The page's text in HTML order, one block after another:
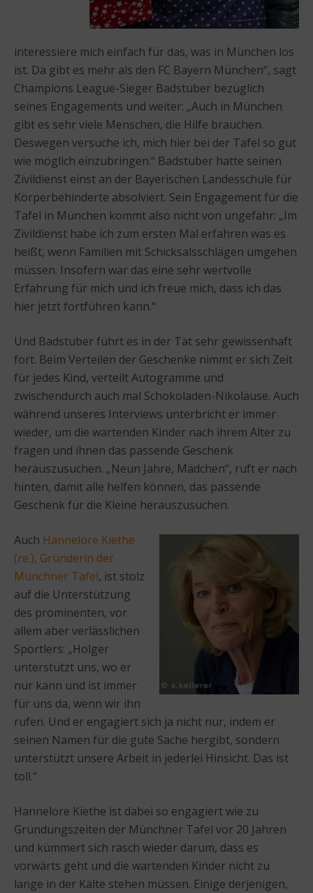
interessiere mich einfach für das, was in München los
ist. Da gibt es mehr als den FC Bayern München“, sagt
Champions League-Sieger Badstuber bezüglich
seines Engagements und weiter: „Auch in München
gibt es sehr viele Menschen, die Hilfe brauchen.
Deswegen versuche ich, mich hier bei der Tafel so gut
wie möglich einzubringen.“ Badstuber hatte seinen
Zivildienst einst an der Bayerischen Landesschule für
Körperbehinderte absolviert. Sein Engagement für die
Tafel in München kommt also nicht von ungefähr: „Im
Zivildienst habe ich zum ersten Mal erfahren was es
heißt, wenn Familien mit Schicksalsschlägen umgehen
müssen. Insofern war das eine sehr wertvolle
Erfahrung für mich und ich freue mich, dass ich das
hier jetzt fortführen kann.“
Und Badstuber führt es in der Tat sehr gewissenhaft
fort. Beim Verteilen der Geschenke nimmt er sich Zeit
für jedes Kind, verteilt Autogramme und
zwischendurch auch mal Schokoladen-Nikoläuse. Auch
während unseres Interviews unterbricht er immer
wieder, um die wartenden Kinder nach ihrem Alter zu
fragen und ihnen das passende Geschenk
herauszusuchen. „Neun Jahre, Mädchen“, ruft er nach
hinten, damit alle helfen können, das passende
Geschenk für die Kleine herauszusuchen.
Auch Hannelore Kiethe
(re.), Gründerin der
Münchner Tafel, ist stolz
auf die Unterstützung
des prominenten, vor
allem aber verlässlichen
Sportlers: „Holger
unterstützt uns, wo er
nur kann und ist immer
für uns da, wenn wir ihn
rufen. Und er engagiert sich ja nicht nur, indem er
seinen Namen für die gute Sache hergibt, sondern
unterstützt unsere Arbeit in jederlei Hinsicht. Das ist
toll.“
Hannelore Kiethe ist dabei so engagiert wie zu
Gründungszeiten der Münchner Tafel vor 20 Jahren
und kümmert sich rasch wieder darum, dass es
vorwärts geht und die wartenden Kinder nicht zu
lange in der Kälte stehen müssen. Einige derjenigen,